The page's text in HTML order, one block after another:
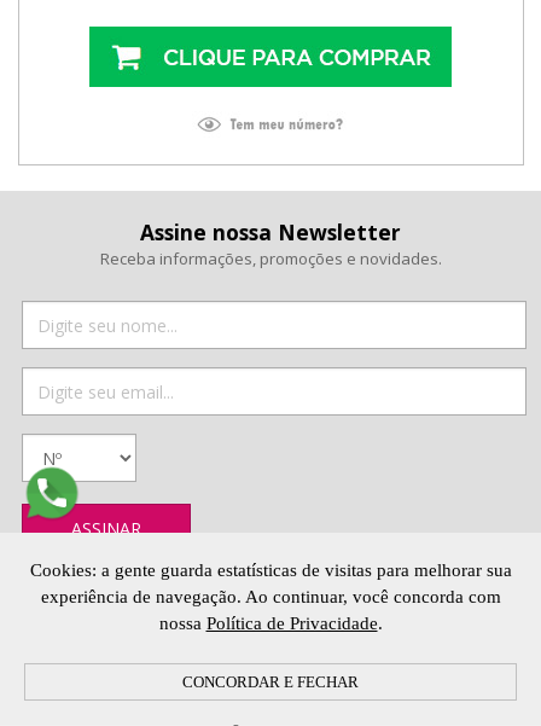
Assine nossa Newsletter
Receba informações, promoções e novidades.
MINHA CONTA
Fazer meu Cadastro
ATENDIMENTO
Fale Conosco
(14) 99718-5682
(14) 3225-1250
Cookies: a gente guarda estatísticas de visitas para melhorar sua
experiência de navegação. Ao continuar, você concorda com
nossa Política de Privacidade.